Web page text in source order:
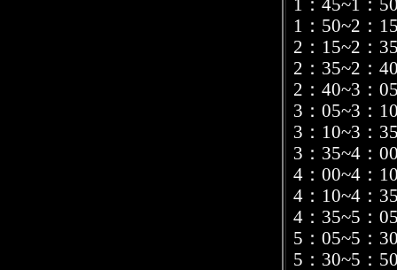
1：45~1：
1：50~2：
2：15~2：
2：35~2：
2：40~3：
3：05~3：
3：10~3：
3：35~4：
4：00~4：
4：10~4：
4：35~5：
5：05~5：
5：30~5：